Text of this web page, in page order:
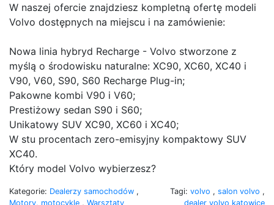
W naszej ofercie znajdziesz kompletną ofertę modeli
Volvo dostępnych na miejscu i na zamówienie:
Nowa linia hybryd Recharge - Volvo stworzone z
myślą o środowisku naturalne: XC90, XC60, XC40 i
V90, V60, S90, S60 Recharge Plug-in;
Pakowne kombi V90 i V60;
Prestiżowy sedan S90 i S60;
Unikatowy SUV XC90, XC60 i XC40;
W stu procentach zero-emisyjny kompaktowy SUV
XC40.
Który model Volvo wybierzesz?
Kategorie: Dealerzy samochodów ,
Motory, motocykle , Warsztaty
Tagi: volvo , salon volvo ,
dealer volvo katowice